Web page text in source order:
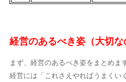
経営のあるべき姿（大切な
まず、経営のあるべき姿をまとめま
経営には「これさえやればうまくい